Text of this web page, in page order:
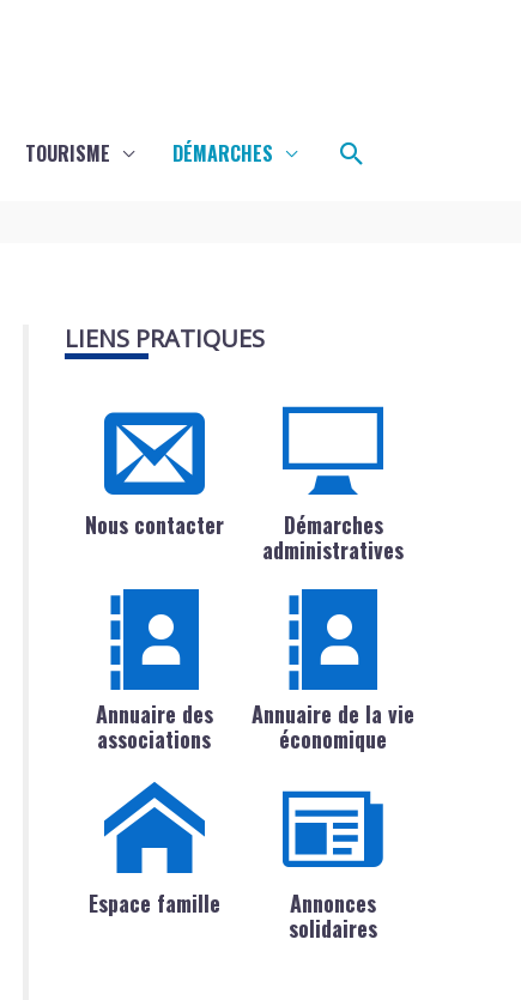
TOURISME DÉMARCHES Rechercher
LIENS PRATIQUES
Nous contacter
Démarches
administratives
Annuaire des
associations
Annuaire de la vie
économique
Espace famille
Annonces
solidaires